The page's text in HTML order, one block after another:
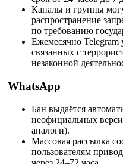
Каналы и группы
распространение
по требованию
Ежемесячно Telegram
связанных с
незаконной
WhatsApp
Бан выдаётся
неофициальных
аналоги).
Массовая рассылка
пользователям